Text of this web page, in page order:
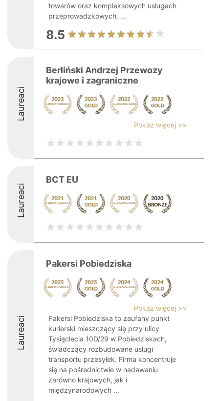
towarów oraz kompleksowych usługach
przeprowadzkowych. ...
8.5
Laureaci
Berliński Andrzej Przewozy
krajowe i zagraniczne
Pokaż więcej >>
Laureaci
BCT EU
Laureaci
Pakersi Pobiedziska
Pokaż więcej >>
Pakersi Pobiedziska to zaufany punkt
kurierski mieszczący się przy ulicy
Tysiąclecia 10D/29 w Pobiedziskach,
świadczący rozbudowane usługi
transportu przesyłek. Firma koncentruje
się na pośrednictwie w nadawaniu
zarówno krajowych, jak i
międzynarodowych ...